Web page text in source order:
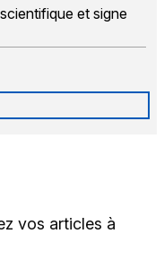
et signe
vos articles à